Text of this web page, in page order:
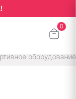
оборудование